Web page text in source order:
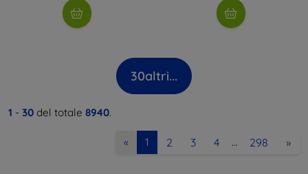
30altri...
1 - 30 del totale 8940.
« 1 2 3 4 … 298 »